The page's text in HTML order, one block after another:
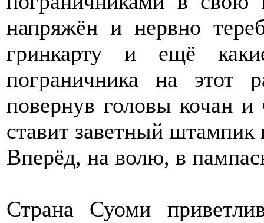
напряжён и нервно
гринкарту и ещё
пограничника на
повернув головы кочан и
ставит заветный штампик
Вперёд, на волю, в
Страна Суоми